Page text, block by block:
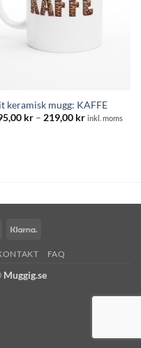
keramisk mugg: KAFFE
kr – 219,00 krPrisintervall:
inkl. moms
MasterCard
FAQ
Muggig.se